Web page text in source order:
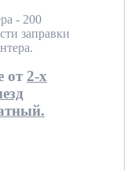
- 200
заправки
от 2-х